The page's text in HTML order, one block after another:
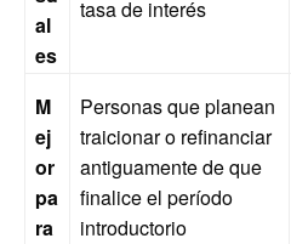
al
es
tasa de interés
M
ej
or
pa
ra
Personas que planean
traicionar o refinanciar
antiguamente de que
finalice el período
introductorio